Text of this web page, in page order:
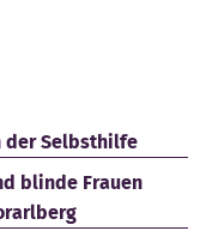
der Selbsthilfe
blinde Frauen